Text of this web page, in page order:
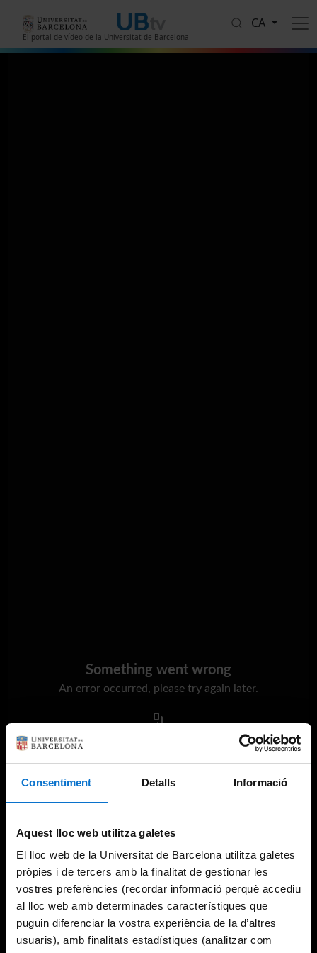
Consentiment Detalls Informació
Aquest lloc web utilitza galetes
El lloc web de la Universitat de Barcelona utilitza galetes
pròpies i de tercers amb la finalitat de gestionar les
vostres preferències (recordar informació perquè accediu
al lloc web amb determinades característiques que
puguin diferenciar la vostra experiència de la d’altres
usuaris), amb finalitats estadístiques (analitzar com
El portal de vídeo de la Universitat de Barcelona
CA
Something went wrong
An error occurred, please try again later.